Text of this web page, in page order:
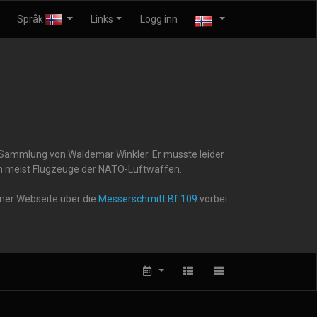
Språk Links Logg inn
von Waldemar Winkler. Er musste leider
Flugzeuge der NATO-Luftwaffen.
Webseite über die Messerschmitt Bf 109 vorbei.